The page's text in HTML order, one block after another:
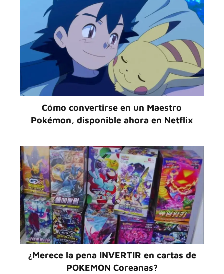
Cómo convertirse en un Maestro
Pokémon, disponible ahora en Netflix
¿Merece la pena INVERTIR en cartas de
POKEMON Coreanas?